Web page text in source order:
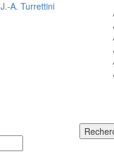
J.-A. Turrettini